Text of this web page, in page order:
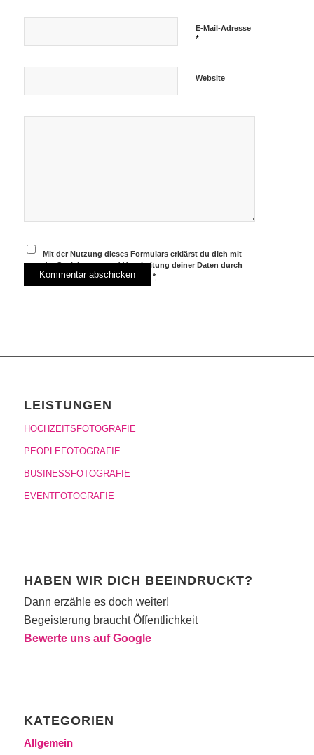
E-Mail-Adresse
*
Website
Mit der Nutzung dieses Formulars erklärst du dich mit
der Speicherung und Verarbeitung deiner Daten durch
diese Website einverstanden.*
LEISTUNGEN
HOCHZEITSFOTOGRAFIE
PEOPLEFOTOGRAFIE
BUSINESSFOTOGRAFIE
EVENTFOTOGRAFIE
HABEN WIR DICH BEEINDRUCKT?
Dann erzähle es doch weiter!
Begeisterung braucht Öffentlichkeit
Bewerte uns auf Google
KATEGORIEN
Allgemein